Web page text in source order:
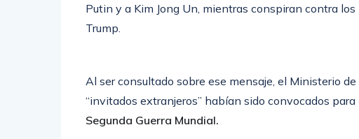
Putin y a Kim Jong Un, mientras conspiran contra
Trump.
Al ser consultado sobre ese mensaje, el Ministerio
“invitados extranjeros” habían sido convocados para
Segunda Guerra Mundial.